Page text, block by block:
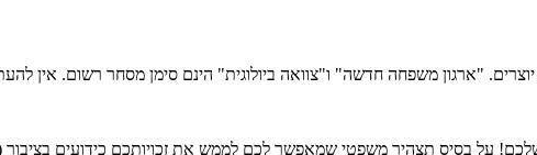
יוצרים. "ארגון משפחה חדשה" ו"צוואה ביולוגית" הינם סימן מסחר רשום.
על בסיס תצהיר משפטי שמאפשר לכם לממש את זכויותכם כידועים בציבור